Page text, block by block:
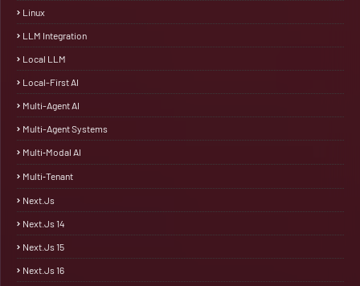
Linux
LLM Integration
Local LLM
Local-First AI
Multi-Agent AI
Multi-Agent Systems
Multi‑Modal AI
Multi‑Tenant
Next.js
Next.js 14
Next.js 15
Next.js 16